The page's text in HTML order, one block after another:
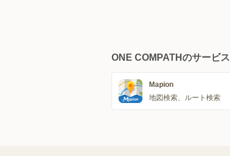
ONE COMPATHのサービス
Mapion
地図検索、ルート検索